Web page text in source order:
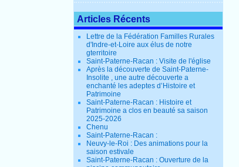
Articles Récents
Lettre de la Fédération Familles Rurales
d'Indre-et-Loire aux élus de notre
gterritoire
Saint-Paterne-Racan : Visite de l'église
Après la découverte de Saint-Paterne-
Insolite , une autre découverte a
enchanté les adeptes d’Histoire et
Patrimoine
Saint-Paterne-Racan : Histoire et
Patrimoine a clos en beauté sa saison
2025-2026
Chenu
Saint-Paterne-Racan :
Neuvy-le-Roi : Des animations pour la
saison estivale
Saint-Paterne-Racan : Ouverture de la